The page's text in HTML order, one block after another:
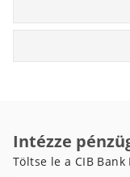
Intézze
Töltse le a CIB